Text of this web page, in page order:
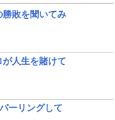
勝敗を聞いてみ
が人生を賭けて
ーリングして